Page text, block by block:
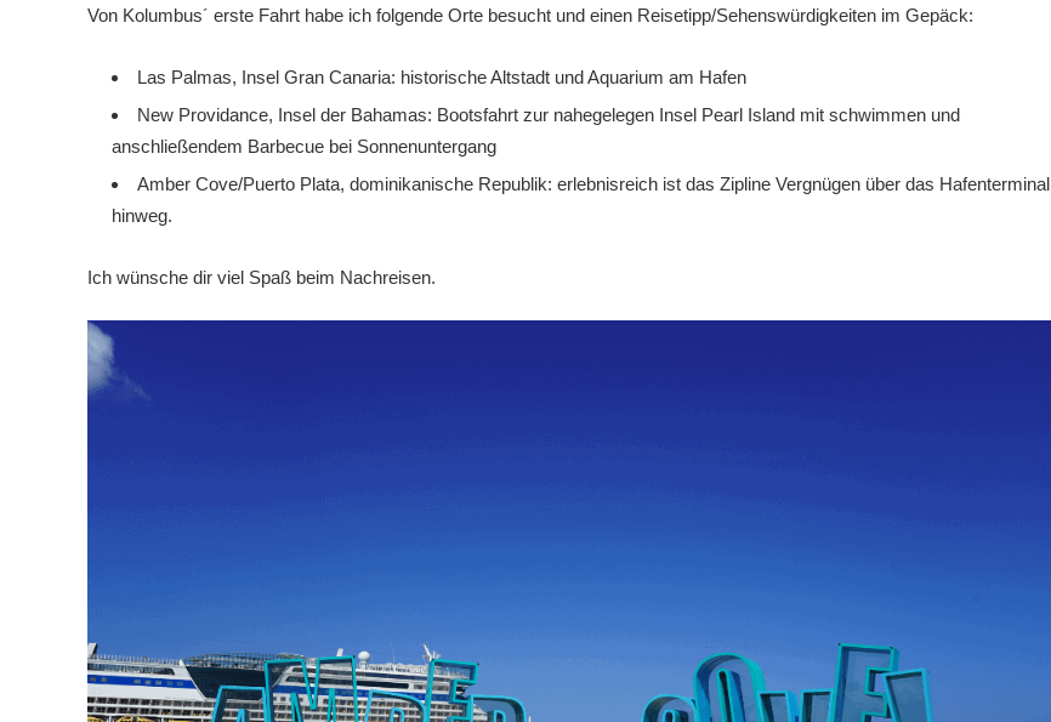
Von Kolumbus´ erste Fahrt habe ich folgende Orte besucht und einen Reisetipp/Sehenswürdigkeiten im Gepäck:
Las Palmas, Insel Gran Canaria: historische Altstadt und Aquarium am Hafen
New Providance, Insel der Bahamas: Bootsfahrt zur nahegelegen Insel Pearl Island mit schwimmen und
anschließendem Barbecue bei Sonnenuntergang
Amber Cove/Puerto Plata, dominikanische Republik: erlebnisreich ist das Zipline Vergnügen über das Hafenterminal
hinweg.
Ich wünsche dir viel Spaß beim Nachreisen.